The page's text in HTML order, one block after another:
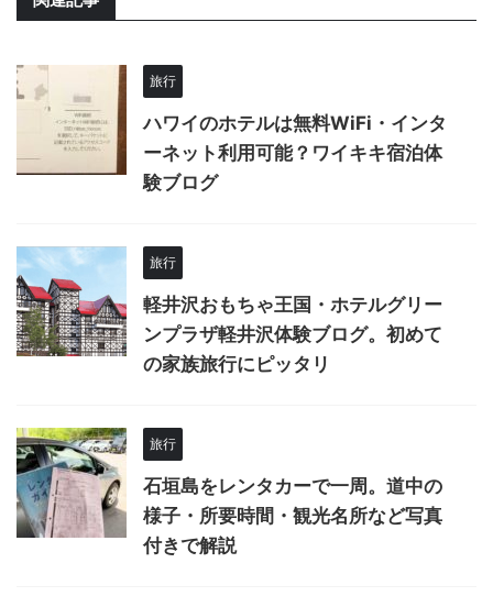
旅行
ハワイのホテルは無料WiFi・インタ
ーネット利用可能？ワイキキ宿泊体
験ブログ
旅行
軽井沢おもちゃ王国・ホテルグリー
ンプラザ軽井沢体験ブログ。初めて
の家族旅行にピッタリ
旅行
石垣島をレンタカーで一周。道中の
様子・所要時間・観光名所など写真
付きで解説